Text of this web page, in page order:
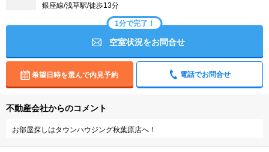
銀座線/浅草駅/徒歩13分
1分で完了！
空室状況をお問合せ
希望日時を選んで内見予約 電話でお問合せ
不動産会社からのコメント
お部屋探しはタウンハウジング秋葉原店へ！